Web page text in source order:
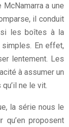
a une
il conduit
les boîtes à la
En effet,
lentement. Les
à assumer un
ne le vit.
la série nous le
qu’en proposent